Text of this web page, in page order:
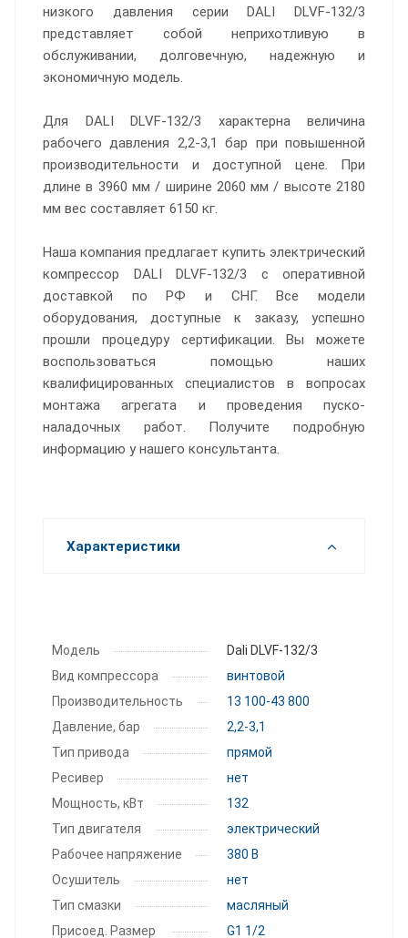
низкого давления серии DALI DLVF-132/3
представляет собой неприхотливую в
обслуживании, долговечную, надежную и
экономичную модель.
Для DALI DLVF-132/3 характерна величина
рабочего давления 2,2-3,1 бар при повышенной
производительности и доступной цене. При
длине в 3960 мм / ширине 2060 мм / высоте 2180
мм вес составляет 6150 кг.
Наша компания предлагает купить электрический
компрессор DALI DLVF-132/3 с оперативной
доставкой по РФ и СНГ. Все модели
оборудования, доступные к заказу, успешно
прошли процедуру сертификации. Вы можете
воспользоваться помощью наших
квалифицированных специалистов в вопросах
монтажа агрегата и проведения пуско-
наладочных работ. Получите подробную
информацию у нашего консультанта.
Характеристики
Модель
Dali DLVF-132/3
Вид компрессора
винтовой
Производитель­ность
13 100-43 800
Давление, бар
2,2-3,1
Тип привода
прямой
Ресивер
нет
Мощность, кВт
132
Тип двигателя
электрический
Рабочее напряжение
380 В
Осушитель
нет
Тип смазки
масляный
Присоед. Размер
G1 1/2